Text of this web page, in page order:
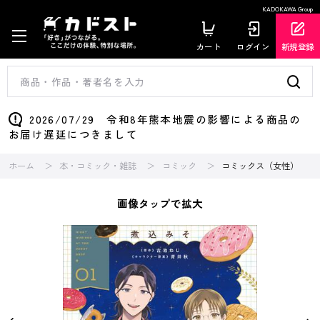
KADOKAWA Group
カート ログイン 新規登録
2026/07/29 令和8年熊本地震の影響による商品の
お届け遅延につきまして
ホーム 本・コミック・雑誌 コミック コミックス（女性）
画像タップで拡大